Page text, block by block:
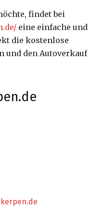
findet bei
eine einfache und
die kostenlose
und den Autoverkauf